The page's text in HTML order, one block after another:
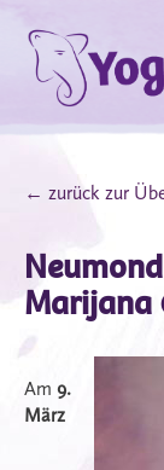
← zurück zur
Marijana
Am 9.
März